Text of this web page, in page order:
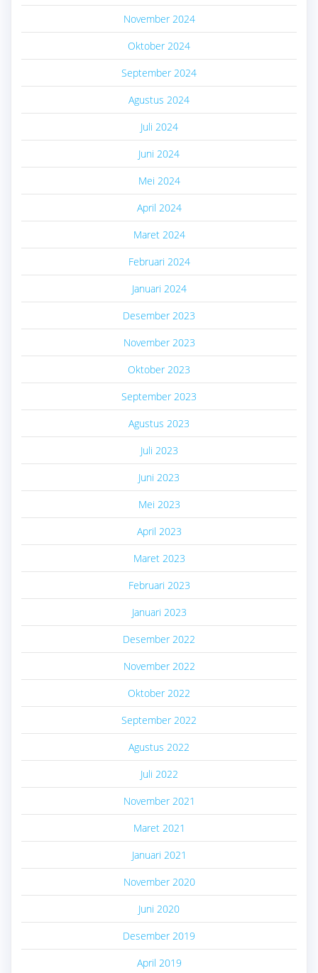
November 2024
Oktober 2024
September 2024
Agustus 2024
Juli 2024
Juni 2024
Mei 2024
April 2024
Maret 2024
Februari 2024
Januari 2024
Desember 2023
November 2023
Oktober 2023
September 2023
Agustus 2023
Juli 2023
Juni 2023
Mei 2023
April 2023
Maret 2023
Februari 2023
Januari 2023
Desember 2022
November 2022
Oktober 2022
September 2022
Agustus 2022
Juli 2022
November 2021
Maret 2021
Januari 2021
November 2020
Juni 2020
Desember 2019
April 2019